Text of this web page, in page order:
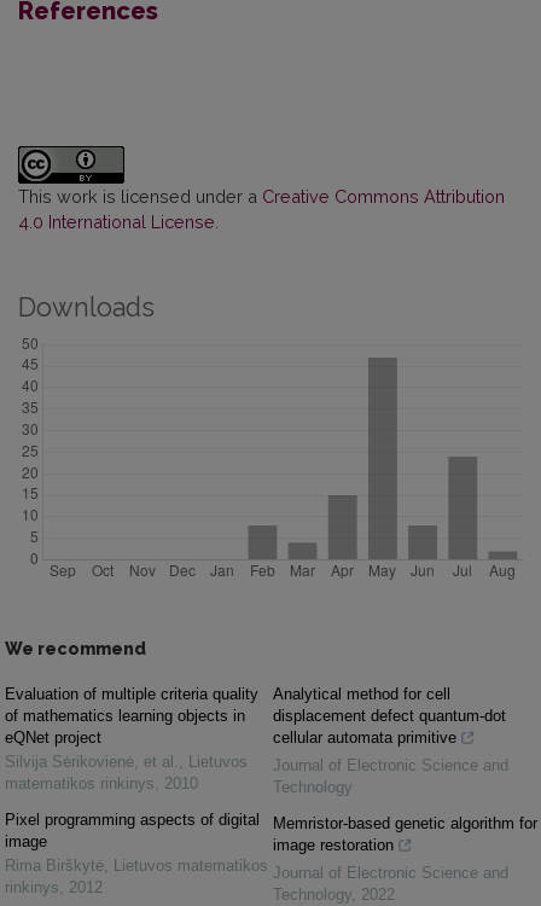
References
This work is licensed under a Creative Commons Attribution
4.0 International License
Downloads
We recommend
Evaluation of multiple criteria quality
of mathematics learning objects in
eQNet project
Silvija Sėrikovienė, et al. , Lietuvos
matematikos rinkinys, 2010
Pixel programming aspects of digital
image
Rima Birškytė, Lietuvos matematikos
rinkinys, 2012
Analytical method for cell
displacement defect quantum-dot
cellular automata primitive
Journal of Electronic Science and
Technology
Memristor-based genetic algorithm for
image restoration
Journal of Electronic Science and
Technology, 2022